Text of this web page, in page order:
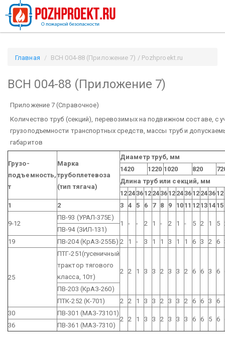
Главная BCH 004-88 (Приложение 7) / Pozhproekt.ru
BCH 004-88 (Приложение 7)
Приложение 7 (Справочное)
Количество труб (секций), перевозимых на подвижном составе, с
грузоподъемности транспортных средств, массы труб и
габаритов
Грузо-
подъемность,
т
Марка
трубоплетевоза
(тип тягача)
Диаметр труб, мм
1420
1220 1020 820
Длина труб или секций, мм
12 2436 12 2436 12 2436 12 2436 12
1
2 3 4 5 6 7 8 9 10 11 12 13 14 15
9-12
ПВ-93 (УРАЛ-375Е)
1
- - 2 1 - 2 1 - 5 2 1 5
ПВ-94 (ЗИЛ-131)
19
ПВ-204 (КрАЗ-255Б) 2 1 - 3 1 1 3 1 1 6 3 2 6
25
ПТГ-251(гусеничный
трактор тягового
класса, 10т)
2 2 1 3 3 2 3 3 2 6 6 3 6
ПВ-203 (КрАЗ-260)
ПТК-252 (К-701)
2 2 1 3 3 2 3 3 2 6 6 3 6
30
ПВ-301 (МАЗ-73101)
2
2 1 3 3 2 3 3 3 6 6 5 6
36
ПВ-361 (МАЗ-7310)